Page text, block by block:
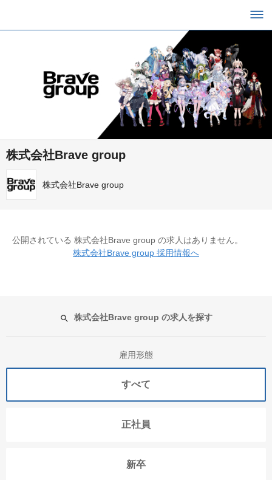
株式会社Brave group
株式会社Brave group
公開されている 株式会社Brave group の求人はありません。
株式会社Brave group 採用情報へ
株式会社Brave group の求人を探す
雇用形態
すべて
正社員
新卒